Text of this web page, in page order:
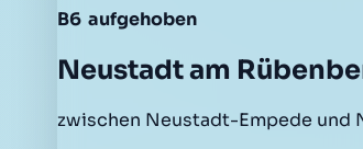
B6 aufgehoben
Neustadt am
zwischen Neustadt-Empede